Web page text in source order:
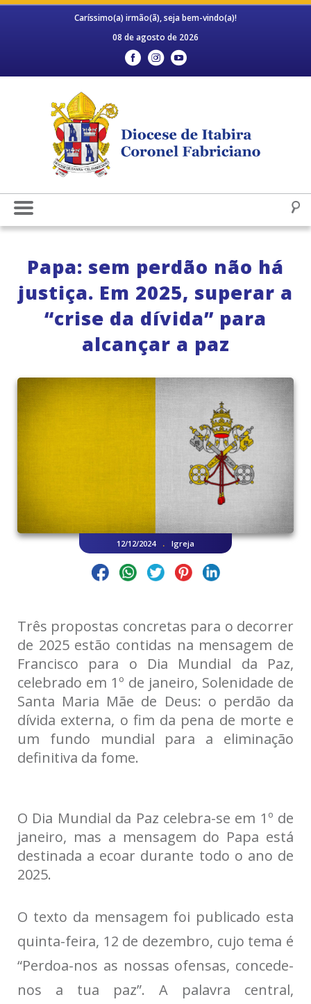
Caríssimo(a) irmão(ã), seja bem-vindo(a)!
08 de agosto de 2026
Papa: sem perdão não há
justiça. Em 2025, superar a
“crise da dívida” para
alcançar a paz
12/12/2024 . Igreja
Três propostas concretas para o decorrer
de 2025 estão contidas na mensagem de
Francisco para o Dia Mundial da Paz,
celebrado em 1º de janeiro, Solenidade de
Santa Maria Mãe de Deus: o perdão da
dívida externa, o fim da pena de morte e
um fundo mundial para a eliminação
definitiva da fome.
O Dia Mundial da Paz celebra-se em 1º de
janeiro, mas a mensagem do Papa está
destinada a ecoar durante todo o ano de
2025.
O texto da mensagem foi publicado esta
quinta-feira, 12 de dezembro, cujo tema é
“Perdoa-nos as nossas ofensas, concede-
nos a tua paz”. A palavra central,